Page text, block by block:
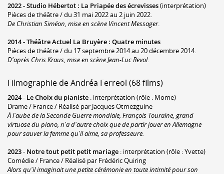
2022 -Studio Hébertot : La Priapée des écrevisses(interprétation)
Pièces de théâtre / du 31 mai 2022 au 2 juin 2022.
De Christian Siméon, mise en scène Vincent Messager.
2014 -Théâtre Actuel La Bruyère : Quatre minutes
Pièces de théâtre / du 17 septembre 2014 au 20 décembre 2014.
D'après Chris Kraus, mise en scène Jean-Luc Revol.
Filmographie de Andréa Ferreol (68 films)
2024- Le Choix du pianiste : interprétation (rôle : Mome)
Drame / France / Réalisé par Jacques Otmezguine
À l'aube de la Seconde Guerre mondiale, François Touraine, grand
virtuose du piano, n'a d'autre choix que de partir jouer en Allemagne
pour sauver la femme qu'il aime, sa professeure.
2023- Notre tout petit petit mariage : interprétation (rôle : Yvette)
Comédie / France / Réalisé par Frédéric Quiring
Alors qu'il imaginait une petite cérémonie en toute intimité pour son